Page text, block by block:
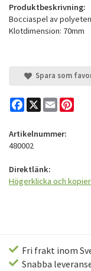
Produktbeskrivning:
Bocciaspel av
Klotdimension: 70mm
Spara som
Facebook
X Email
Artikelnummer:
480002
Direktlänk:
Högerklicka och
Fri frakt inom
Snabba